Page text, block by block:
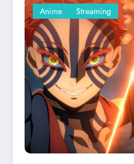
Anime Streaming